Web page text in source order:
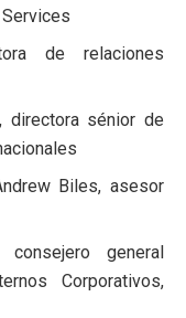
de relaciones
directora sénior de
Biles, asesor
general
Corporativos,